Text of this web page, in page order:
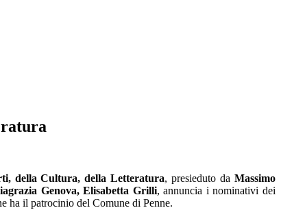
della Cultura, della Letteratura, presieduto daMassimo
Genova, Elisabetta Grilli, annuncia i nominativi dei
ha il patrocinio del Comune di Penne.